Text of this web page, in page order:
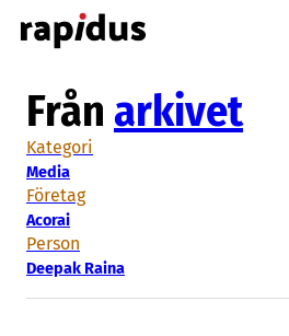
Hoppa
till
Från arkivet
Kategori
Media
Företag
Acorai
Person
Deepak Raina